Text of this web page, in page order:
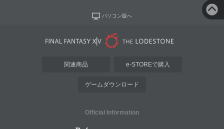
パソコン版へ
関連商品 e-STOREで購入
ゲームダウンロード
Official Information